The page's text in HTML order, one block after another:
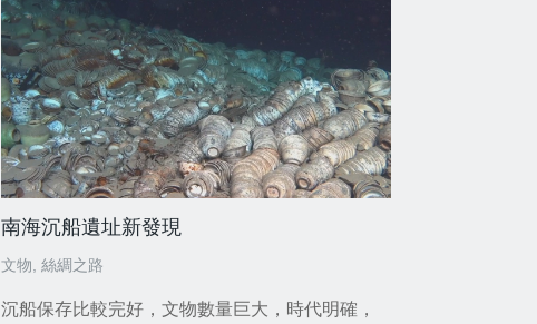
南海沉船遺址新發現
文物 絲綢之路
沉船保存比較完好，文物數量巨大，時代明確，